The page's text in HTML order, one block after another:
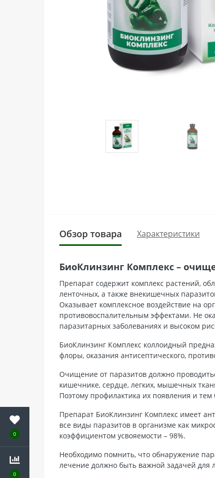
0
0
Обзор товара Характеристики
БиоКлинзинг Комплекс –
Препарат содержит комплекс растений,
ленточных, а также внекишечных
Оказывает комплексное воздействие на
противовоспалительным эффектами. Не
паразитарных заболеваниях и высоком
БиоКлинзинг Комплекс коллоидный
флоры, оказания антисептического,
Очищение от паразитов должно
кишечнике, сердце, легких, мышечных
Поэтому профилактика их появления и тем
Препарат БиоКлинзинг Комплекс имеет
все виды паразитов в организме как
коэффициентом усвояемости – 98%.
Необходимо помнить, что обнаружение
лечение должно быть важной задачей для